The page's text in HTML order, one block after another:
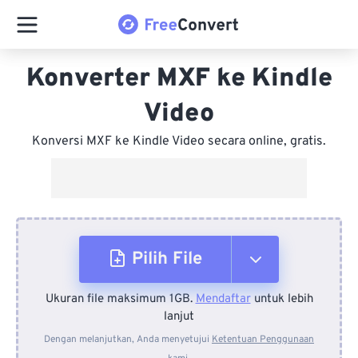
Konverter MXF ke Kindle
Video
Konversi MXF ke Kindle Video secara online, gratis.
Pilih File
Dari Perangkat
Ukuran file maksimum 1GB.Mendaftaruntuk lebih
lanjut
Dengan melanjutkan, Anda menyetujui Ketentuan Penggunaan